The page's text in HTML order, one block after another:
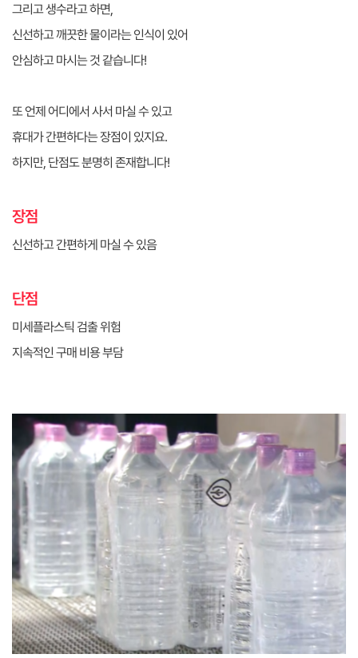
그리고 생수라고 하면,
신선하고 깨끗한 물이라는 인식이 있어
안심하고 마시는 것 같습니다!
또 언제 어디에서 사서 마실 수 있고
휴대가 간편하다는 장점이 있지요.
하지만, 단점도 분명히 존재합니다!
장점
신선하고 간편하게 마실 수 있음
단점
미세플라스틱 검출 위험
지속적인 구매 비용 부담